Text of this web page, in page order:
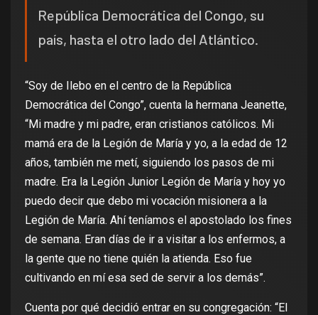
República Democrática del Congo, su
país, hasta el otro lado del Atlántico.
“Soy de Ilebo en el centro de la República
Democrática del Congo”, cuenta la hermana Jeanette,
“Mi madre y mi padre, eran cristianos católicos. Mi
mamá era de la Legión de María y yo, a la edad de 12
años, también me metí, siguiendo los pasos de mi
madre. Era la Legión Junior Legión de María y hoy yo
puedo decir que debo mi vocación misionera a la
Legión de María. Ahí teníamos el apostolado los fines
de semana. Eran días de ir a visitar a los enfermos, a
la gente que no tiene quién la atienda. Eso fue
cultivando en mí esa sed de servir a los demás”.
Cuenta por qué decidió entrar en su congregación: “El